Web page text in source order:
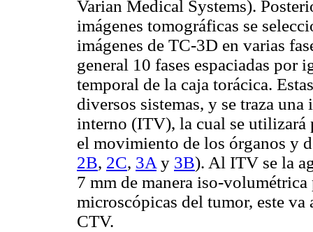
Varian Medical Systems).
imágenes tomográficas se
imágenes de TC-3D en varias
general 10 fases espaciadas
temporal de la caja torácica.
diversos sistemas, y se traza
interno (ITV), la cual se utilizará
el movimiento de los órganos y
2B, 2C, 3Ay 3B). Al ITV se la
7 mm de manera iso-
microscópicas del tumor, este
CTV.